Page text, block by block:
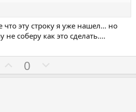
что эту строку я уже нашел... но
соберу как это сделать....
а
0
р